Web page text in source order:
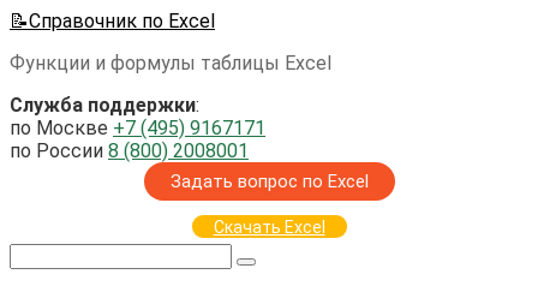
Перейти
контенту
📝Справочник по Excel
Функции и формулы таблицы Excel
Служба поддержки:
по Москве +7 (495) 9167171
по России 8 (800) 2008001
Задать вопрос по Excel
Скачать Excel